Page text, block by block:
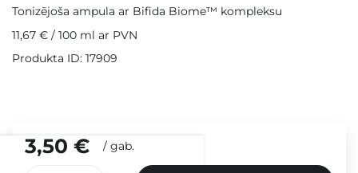
3,50 € / gab.
Tonizējoša ampula ar Bifida Biome™ kompleksu
11,67 € / 100 ml ar PVN
Produkta ID: 17909